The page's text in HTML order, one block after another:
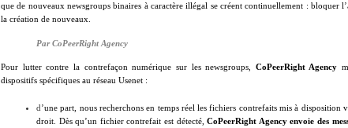
que de nouveaux newsgroups binaires à caractère illégal se créent continuellement : bloquer
la création de nouveaux.
Par CoPeerRight Agency
Pour lutter contre la contrefaçon numérique sur les newsgroups, CoPeerRight Agency
dispositifs spécifiques au réseau Usenet :
d’une part, nous recherchons en temps réel les fichiers contrefaits mis à disposition
droit. Dès qu’un fichier contrefait est détecté,CoPeerRight Agency envoie des